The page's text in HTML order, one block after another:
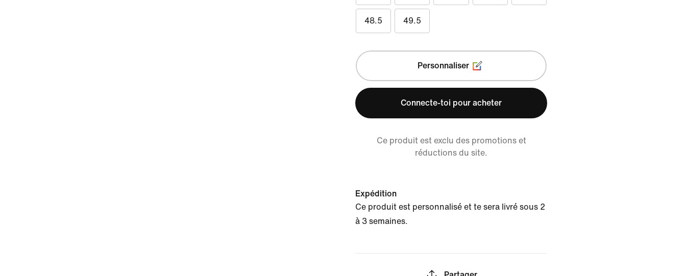
48.5 49.5
Personnaliser
Connecte-toi pour acheter
Ce produit est exclu des promotions et
réductions du site.
Expédition
Ce produit est personnalisé et te sera livré sous 2
à 3 semaines.